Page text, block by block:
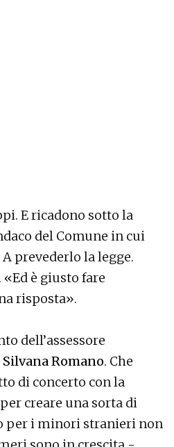
E ricadono sotto la
del Comune in cui
prevederlo la legge.
è giusto fare
risposta».
dell’assessore
Silvana Romano. Che
di concerto con la
creare una sorta di
per i minori stranieri non